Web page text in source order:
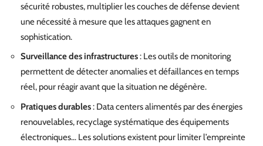
sécurité robustes, multiplier les couches de défense devient
une nécessité à mesure que les attaques gagnent en
sophistication.
Surveillance des infrastructures: Les outils de monitoring
permettent de détecter anomalies et défaillances en temps
réel, pour réagir avant que la situation ne dégénère.
Pratiques durables: Data centers alimentés par des énergies
renouvelables, recyclage systématique des équipements
électroniques… Les solutions existent pour limiter l’empreinte